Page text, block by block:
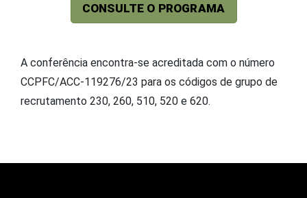
CONSULTE O PROGRAMA
A conferência encontra-se acreditada com o número
CCPFC/ACC-119276/23 para os códigos de grupo de
recrutamento 230, 260, 510, 520 e 620.